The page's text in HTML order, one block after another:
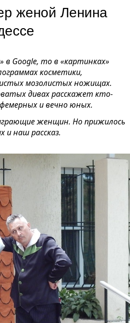
женой Ленина
в Google, то в «картинках»
косметики,
мозолистых ножищах.
дивах расскажет кто-
и вечно юных.
женщин. Но прижилось
наш рассказ.